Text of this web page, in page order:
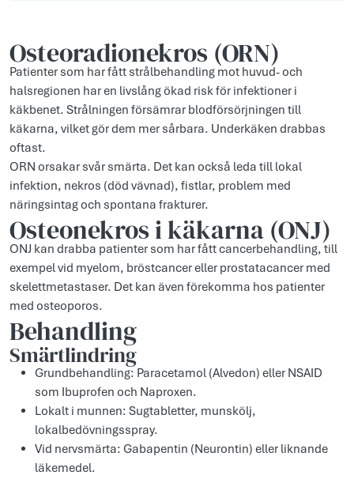
Osteoradionekros (ORN)
Patienter som har fått strålbehandling mot huvud- och
halsregionen har en livslång ökad risk för infektioner i
käkbenet. Strålningen försämrar blodförsörjningen till
käkarna, vilket gör dem mer sårbara. Underkäken drabbas
oftast.
ORN orsakar svår smärta. Det kan också leda till lokal
infektion, nekros (död vävnad), fistlar, problem med
näringsintag och spontana frakturer.
Osteonekros i käkarna (ONJ)
ONJ kan drabba patienter som har fått cancerbehandling, till
exempel vid myelom, bröstcancer eller prostatacancer med
skelettmetastaser. Det kan även förekomma hos patienter
med osteoporos.
Behandling
Smärtlindring
Grundbehandling: Paracetamol (Alvedon) eller NSAID
som Ibuprofen och Naproxen.
Lokalt i munnen: Sugtabletter, munskölj,
lokalbedövningsspray.
Vid nervsmärta: Gabapentin (Neurontin) eller liknande
läkemedel.